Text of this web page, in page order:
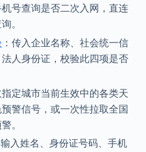
机号查询是否二次入网，直连
。
：传入企业名称、社会统一信
人身份证，校验此四项是否
指定城市当前生效中的各类天
警信号，或一次性拉取全国
。
输入姓名、身份证号码、手机